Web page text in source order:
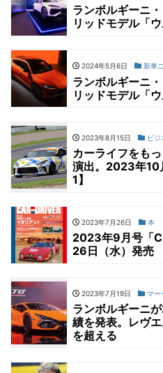
ランボルギーニ
リッドモデル「
2024年5月6日 新車
ランボルギーニ
リッドモデル「
2023年8月15日 ビ
カーライフをも
演出。2023年10
1】
2023年7月26日 本
2023年9月号「
26日（水）発売
2023年7月19日 マー
ランボルギーニ
績を発表。レヴ
を超える